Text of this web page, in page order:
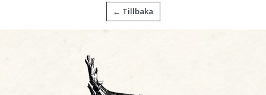
← Tillbaka